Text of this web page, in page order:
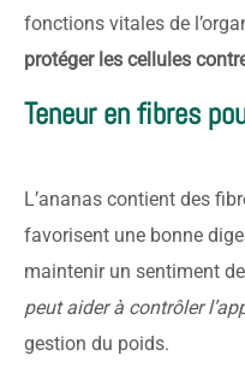
fonctions vitales de
protéger les cellules
Teneur en fibres
L’ananas contient des
favorisent une bonne
maintenir un sentiment
peut aider à contrôler
gestion du poids.